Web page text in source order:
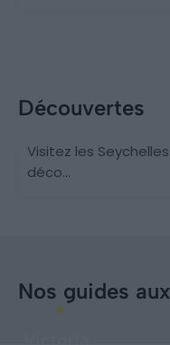
Découvertes
Visitez les
déco...
Nos guides